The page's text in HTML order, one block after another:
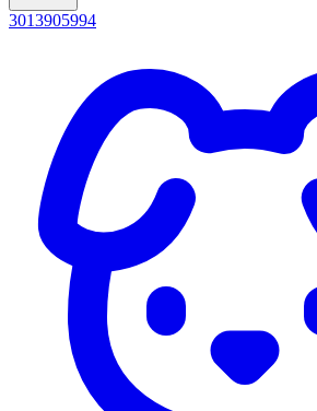
3013905994